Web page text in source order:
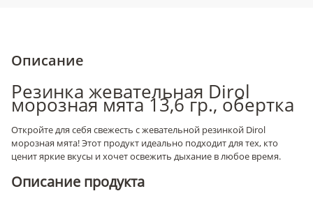
Описание
Резинка жевательная Dirol
морозная мята 13,6 гр., обертка
Откройте для себя свежесть с жевательной резинкой Dirol
морозная мята! Этот продукт идеально подходит для тех, кто
ценит яркие вкусы и хочет освежить дыхание в любое время.
Описание продукта